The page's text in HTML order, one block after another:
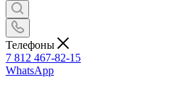
Телефоны
7 812 467-82-15
WhatsApp